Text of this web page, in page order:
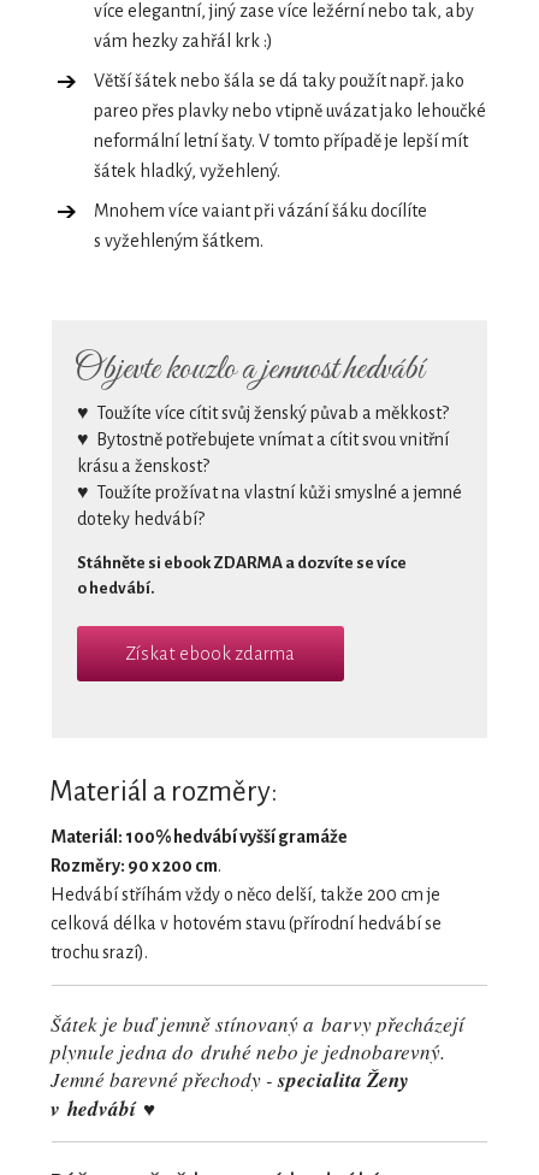
více elegantní, jiný zase více ležérní nebo tak, aby
vám hezky zahřál krk :)
Větší šátek nebo šála se dá taky použít např. jako
pareo přes plavky nebo vtipně uvázat jako lehoučké
neformální letní šaty. V tomto případě je lepší mít
šátek hladký, vyžehlený.
Mnohem více vaiant při vázání šáku docílíte
s vyžehleným šátkem.
Objevte kouzlo a jemnost hedvábí
♥ Toužíte více cítit svůj ženský půvab a měkkost?
♥ Bytostně potřebujete vnímat a cítit svou vnitřní
krásu a ženskost?
♥ Toužíte prožívat na vlastní kůži smyslné a jemné
doteky hedvábí?
Stáhněte si ebook ZDARMA a dozvíte se více
o hedvábí.
Získat ebook zdarma
Materiál a rozměry:
Materiál: 100% hedvábí vyšší gramáže
Rozměry: 90 x 200 cm.
Hedvábí stříhám vždy o něco delší, takže 200 cm je
celková délka v hotovém stavu (přírodní hedvábí se
trochu srazí).
Šátek je buď jemně stínovaný a barvy přecházejí
plynule jedna do druhé nebo je jednobarevný.
Jemné barevné přechody -specialita Ženy
v hedvábí ♥